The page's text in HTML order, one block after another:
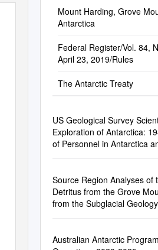
Mount Harding, Grove
Antarctica
Federal Register/Vol. 84,
April 23, 2019/Rules
The Antarctic Treaty
US Geological Survey
Exploration of Antarctica:
of Personnel in Antarctica
Source Region Analyses of
Detritus from the Grove
from the Subglacial
Australian Antarctic